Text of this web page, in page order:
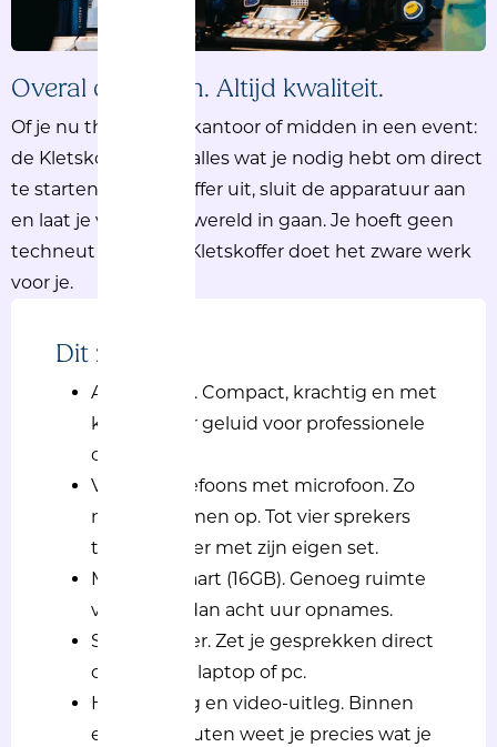
Overal opnemen. Altijd kwaliteit.
Of je nu thuis zit, op kantoor of midden in een event:
de Kletskoffer heeft alles wat je nodig hebt om direct
te starten. Pak de koffer uit, sluit de apparatuur aan
en laat je verhaal de wereld in gaan. Je hoeft geen
techneut te zijn, de Kletskoffer doet het zware werk
voor je.
Dit zit erin:
Audiomixer. Compact, krachtig en met
kraakhelder geluid voor professionele
opnames.
Vier koptelefoons met microfoon. Zo
neem je samen op. Tot vier sprekers
tegelijk, ieder met zijn eigen set.
Micro SD-kaart (16GB). Genoeg ruimte
voor meer dan acht uur opnames.
SD-kaar lezer. Zet je gesprekken direct
over naar je laptop of pc.
Handleiding en video-uitleg. Binnen
enkele minuten weet je precies wat je